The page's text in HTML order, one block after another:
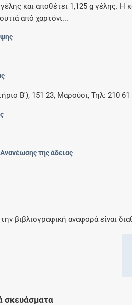
και αποθέτει 1,125 g γέλης.
από χαρτόνι...
Β'), 151 23, Μαρούσι, Τηλ: 210 61
της άδειας
βιβλιογραφική αναφορά είναι
σκευάσματα